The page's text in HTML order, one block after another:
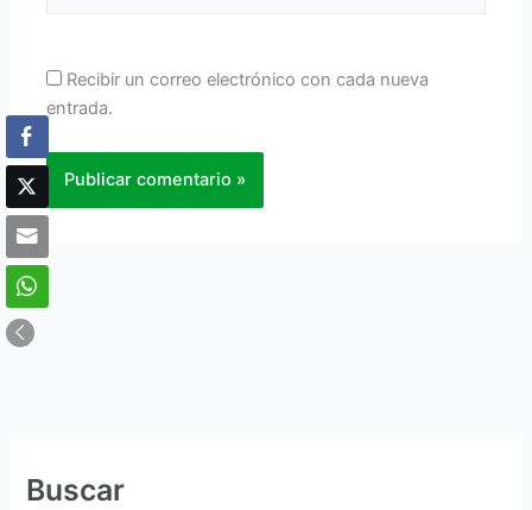
Recibir un correo electrónico con cada nueva
entrada.
Buscar